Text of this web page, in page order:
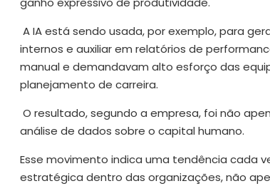
A IA está sendo usada, por exemplo, para
internos e auxiliar em relatórios de
manual e demandavam alto esforço das
planejamento de carreira.
O resultado, segundo a empresa, foi não
análise de dados sobre o capital humano.
Esse movimento indica uma tendência cada
estratégica dentro das organizações, não